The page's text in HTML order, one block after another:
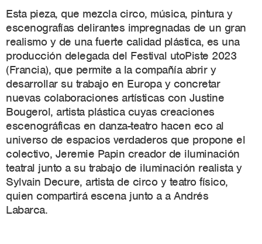
Esta pieza, que mezcla circo, música, pintura y
escenografías delirantes impregnadas de un gran
realismo y de una fuerte calidad plástica, es una
producción delegada del Festival utoPiste 2023
(Francia), que permite a la compañía abrir y
desarrollar su trabajo en Europa y concretar
nuevas colaboraciones artísticas con Justine
Bougerol, artista plástica cuyas creaciones
escenográficas en danza-teatro hacen eco al
universo de espacios verdaderos que propone el
colectivo, Jeremie Papin creador de iluminación
teatral junto a su trabajo de iluminación realista y
Sylvain Decure, artista de circo y teatro físico,
quien compartirá escena junto a a Andrés
Labarca.